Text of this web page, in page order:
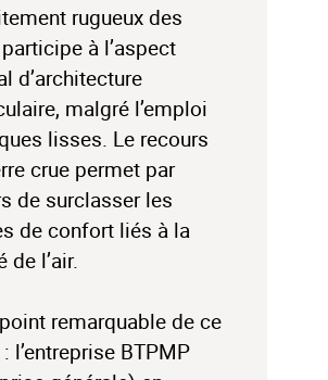
rugueux des
à l’aspect
d’architecture
malgré l’emploi
lisses. Le recours
crue permet par
de surclasser les
de confort liés à la
de l’air.
remarquable de ce
l’entreprise BTPMP